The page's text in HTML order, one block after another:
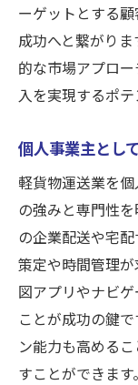
ーゲットとする
成功へと繋がり
的な市場アプロ
入を実現するポテ
個人事業主とし
軽貨物運送業を
の強みと専門性
の企業配送や宅
策定や時間管理
図アプリやナビ
ことが成功の鍵
ン能力も高める
すことができま